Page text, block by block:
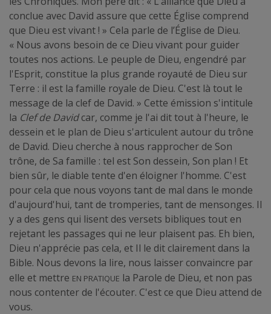
conclue avec David assure que cette Église comprend
que Dieu est vivant ! » Cela parle de l’Église de Dieu.
« Nous avons besoin de ce Dieu vivant pour guider
toutes nos actions. Le peuple de Dieu, engendré par
l'Esprit, constitue la plus grande royauté de Dieu sur
Terre : il est la famille royale de Dieu. C'est là tout le
message de la clef de David. » Cette émission s'intitule
la Clef de Davidcar, comme je l'ai dit tout à l'heure, le
dessein et le plan de Dieu s'articulent autour du trône
de David. Dieu cherche à nous rapprocher de Son
trône, de Sa famille : tel est Son dessein, Son plan ! Et
bien sûr, le diable tente d'en éloigner l'homme. C'est
pour cela que nous voyons tant de mal dans le monde
d'aujourd'hui, tant de tromperies, tant de mensonges. Il
y a des gens qui lisent des versets bibliques tout en
rejetant les passages qui ne leur plaisent pas. Eh bien,
Dieu n'apprécie pas cela, et Il le dit clairement dans la
Bible. Nous devons la lire, nous laisser convaincre par
elle et mettre en pratique la Parole de Dieu, et non pas
nous contenter de l'écouter. C'est ce que Dieu attend de
vous.